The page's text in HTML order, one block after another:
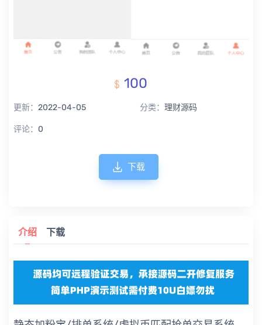
100
更新： 2022-04-05 分类： 理财源码
评论： 0
下载
介绍 下载